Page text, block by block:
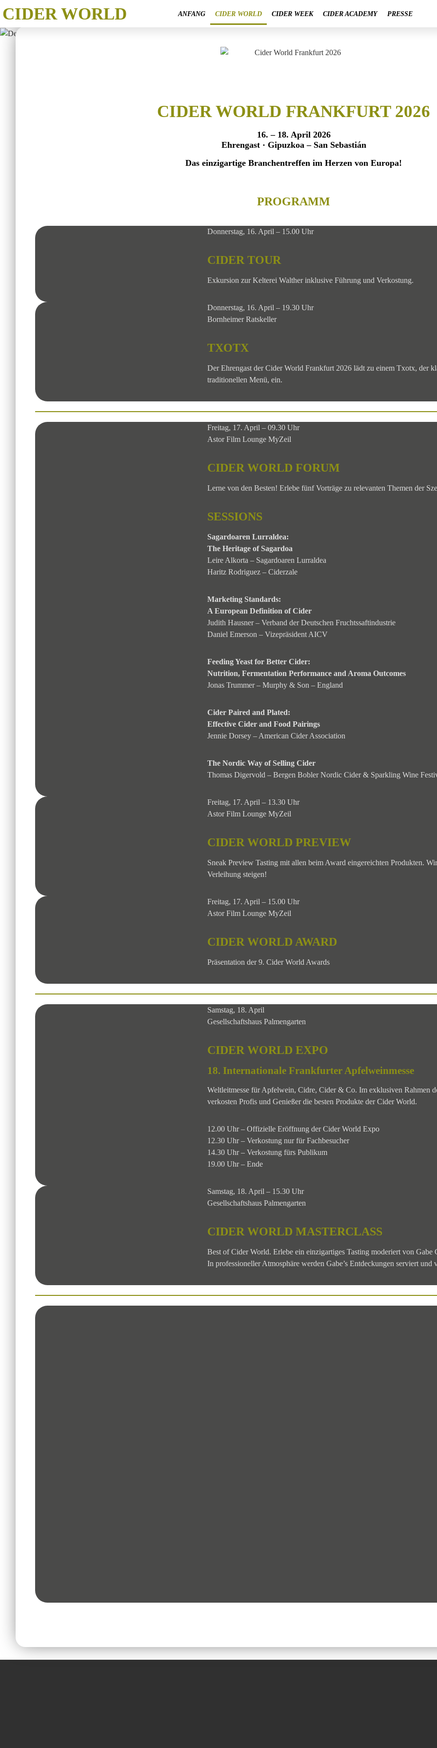
CIDER WORLD ANFANG CIDER WORLD CIDER WEEK CIDER ACADEMY PRESSE
CIDER WORLD FRANKFURT 2026
16. – 18. April 2026
Ehrengast · Gipuzkoa – San Sebastián
Das einzigartige Branchentreffen im Herzen von Europa!
PROGRAMM
Donnerstag, 16. April – 15.00 Uhr
CIDER TOUR
Exkursion zur Kelterei Walther inklusive Führung und Verkostung.
Donnerstag, 16. April – 19.30 Uhr
Bornheimer Ratskeller
TXOTX
Der Ehrengast der Cider World Frankfurt 2026 lädt zu einem Txotx, der
traditionellen Menü, ein.
Freitag, 17. April – 09.30 Uhr
Astor Film Lounge MyZeil
CIDER WORLD FORUM
Lerne von den Besten! Erlebe fünf Vorträge zu relevanten Themen der
SESSIONS
Sagardoaren Lurraldea:
The Heritage of Sagardoa
Leire Alkorta – Sagardoaren Lurraldea
Haritz Rodriguez – Ciderzale
Marketing Standards:
A European Definition of Cider
Judith Hausner – Verband der Deutschen Fruchtssaftindustrie
Daniel Emerson – Vizepräsident AICV
Feeding Yeast for Better Cider:
Nutrition, Fermentation Performance and Aroma Outcomes
Jonas Trummer – Murphy & Son – England
Cider Paired and Plated:
Effective Cider and Food Pairings
Jennie Dorsey – American Cider Association
The Nordic Way of Selling Cider
Thomas Digervold – Bergen Bobler Nordic Cider & Sparkling Wine
Freitag, 17. April – 13.30 Uhr
Astor Film Lounge MyZeil
CIDER WORLD PREVIEW
Sneak Preview Tasting mit allen beim Award eingereichten Produkten.
Verleihung steigen!
Freitag, 17. April – 15.00 Uhr
Astor Film Lounge MyZeil
CIDER WORLD AWARD
Präsentation der 9. Cider World Awards
Samstag, 18. April
Gesellschaftshaus Palmengarten
CIDER WORLD EXPO
18. Internationale Frankfurter Apfelweinmesse
Weltleitmesse für Apfelwein, Cidre, Cider & Co. Im exklusiven Rahmen
verkosten Profis und Genießer die besten Produkte der Cider World.
12.00 Uhr – Offizielle Eröffnung der Cider World Expo
12.30 Uhr – Verkostung nur für Fachbesucher
14.30 Uhr – Verkostung fürs Publikum
19.00 Uhr – Ende
Samstag, 18. April – 15.30 Uhr
Gesellschaftshaus Palmengarten
CIDER WORLD MASTERCLASS
Best of Cider World. Erlebe ein einzigartiges Tasting moderiert von
In professioneller Atmosphäre werden Gabe’s Entdeckungen serviert und